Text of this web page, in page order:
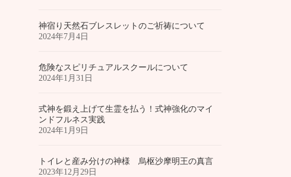
神宿り天然石ブレスレットのご祈祷について
2024年7月4日
危険なスピリチュアルスクールについて
2024年1月31日
式神を鍛え上げて生霊を払う！式神強化のマイ
ンドフルネス実践
2024年1月9日
トイレと産み分けの神様 烏枢沙摩明王の真言
2023年12月29日